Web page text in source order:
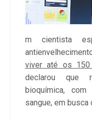
m cientista
viver até os
declarou que
bioquímica,
sangue, em busca